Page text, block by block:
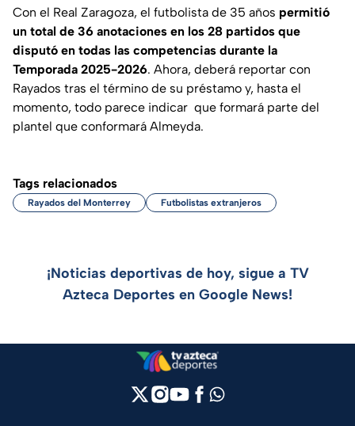
Con el Real Zaragoza, el futbolista de 35 años permitió
un total de 36 anotaciones en los 28 partidos que
disputó en todas las competencias durante la
Temporada 2025-2026. Ahora, deberá reportar con
Rayados tras el término de su préstamo y, hasta el
momento, todo parece indicar que formará parte del
plantel que conformará Almeyda.
Tags relacionados
Rayados del Monterrey Futbolistas extranjeros
¡Noticias deportivas de hoy, sigue a TV
Azteca Deportes en Google News!